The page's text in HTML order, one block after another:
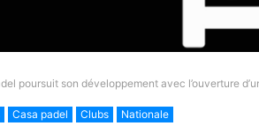
poursuit son développement avec l’ouverture
Casa padel Clubs Nationale